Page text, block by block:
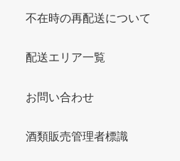
不在時の再配送について
配送エリア一覧
お問い合わせ
酒類販売管理者標識